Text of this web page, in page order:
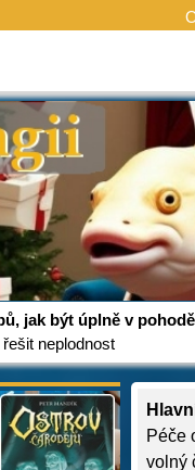
jak být úplně v pohodě
neplodnost
Péče
volný